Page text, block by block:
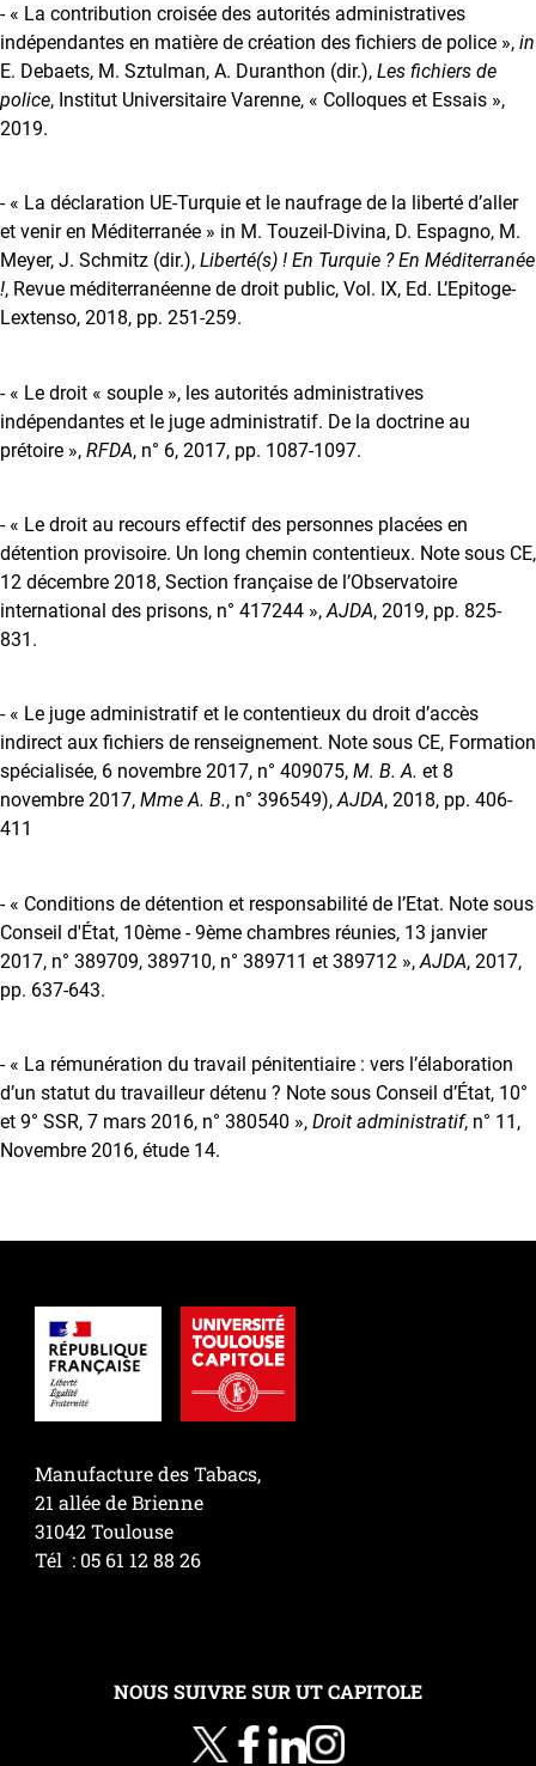
- « La contribution croisée des autorités administratives
indépendantes en matière de création des fichiers de police », in
E. Debaets, M. Sztulman, A. Duranthon (dir.), Les fichiers de
police, Institut Universitaire Varenne, « Colloques et Essais »,
2019.
- « La déclaration UE-Turquie et le naufrage de la liberté d’aller
et venir en Méditerranée » in M. Touzeil-Divina, D. Espagno, M.
Meyer, J. Schmitz (dir.), Liberté(s) ! En Turquie ? En Méditerranée
!, Revue méditerranéenne de droit public, Vol. IX, Ed. L’Epitoge-
Lextenso, 2018, pp. 251-259.
- « Le droit « souple », les autorités administratives
indépendantes et le juge administratif. De la doctrine au
prétoire », RFDA, n° 6, 2017, pp. 1087-1097.
- « Le droit au recours effectif des personnes placées en
détention provisoire. Un long chemin contentieux. Note sous CE,
12 décembre 2018, Section française de l’Observatoire
international des prisons, n° 417244 »,AJDA, 2019, pp. 825-
831.
- « Le juge administratif et le contentieux du droit d’accès
indirect aux fichiers de renseignement. Note sous CE, Formation
spécialisée, 6 novembre 2017, n° 409075, M. B. A. et 8
novembre 2017, Mme A. B., n° 396549),AJDA, 2018, pp. 406-
411
- « Conditions de détention et responsabilité de l’Etat. Note sous
Conseil d'État, 10ème - 9ème chambres réunies, 13 janvier
2017, n° 389709, 389710, n° 389711 et 389712 »,AJDA, 2017,
pp. 637-643.
- « La rémunération du travail pénitentiaire : vers l’élaboration
d’un statut du travailleur détenu ? Note sous Conseil d’État, 10°
et 9° SSR, 7 mars 2016, n° 380540 », Droit administratif, n° 11,
Novembre 2016, étude 14.
Manufacture des Tabacs,
21 allée de Brienne
31042 Toulouse
Tél : 05 61 12 88 26
NOUS SUIVRE SUR UT CAPITOLE